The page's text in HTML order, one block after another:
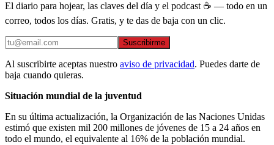
El diario para hojear, las claves del día y el podcast ☕ — todo en un
correo, todos los días. Gratis, y te das de baja con un clic.
Suscribirme
Al suscribirte aceptas nuestro aviso de privacidad. Puedes darte de
baja cuando quieras.
Situación mundial de la juventud
En su última actualización, la Organización de las Naciones Unidas
estimó que existen mil 200 millones de jóvenes de 15 a 24 años en
todo el mundo, el equivalente al 16% de la población mundial.